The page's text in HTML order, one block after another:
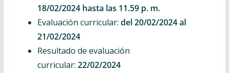
18/02/2024 hasta las 11.59 p. m.
Evaluación curricular: del 20/02/2024 al
21/02/2024
Resultado de evaluación
curricular: 22/02/2024